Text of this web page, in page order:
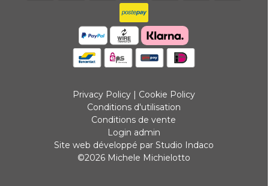
Privacy Policy| Cookie Policy
Conditions d'utilisation
Conditions de vente
Login admin
Site web développé par Studio Indaco
©2026 Michele Michielotto